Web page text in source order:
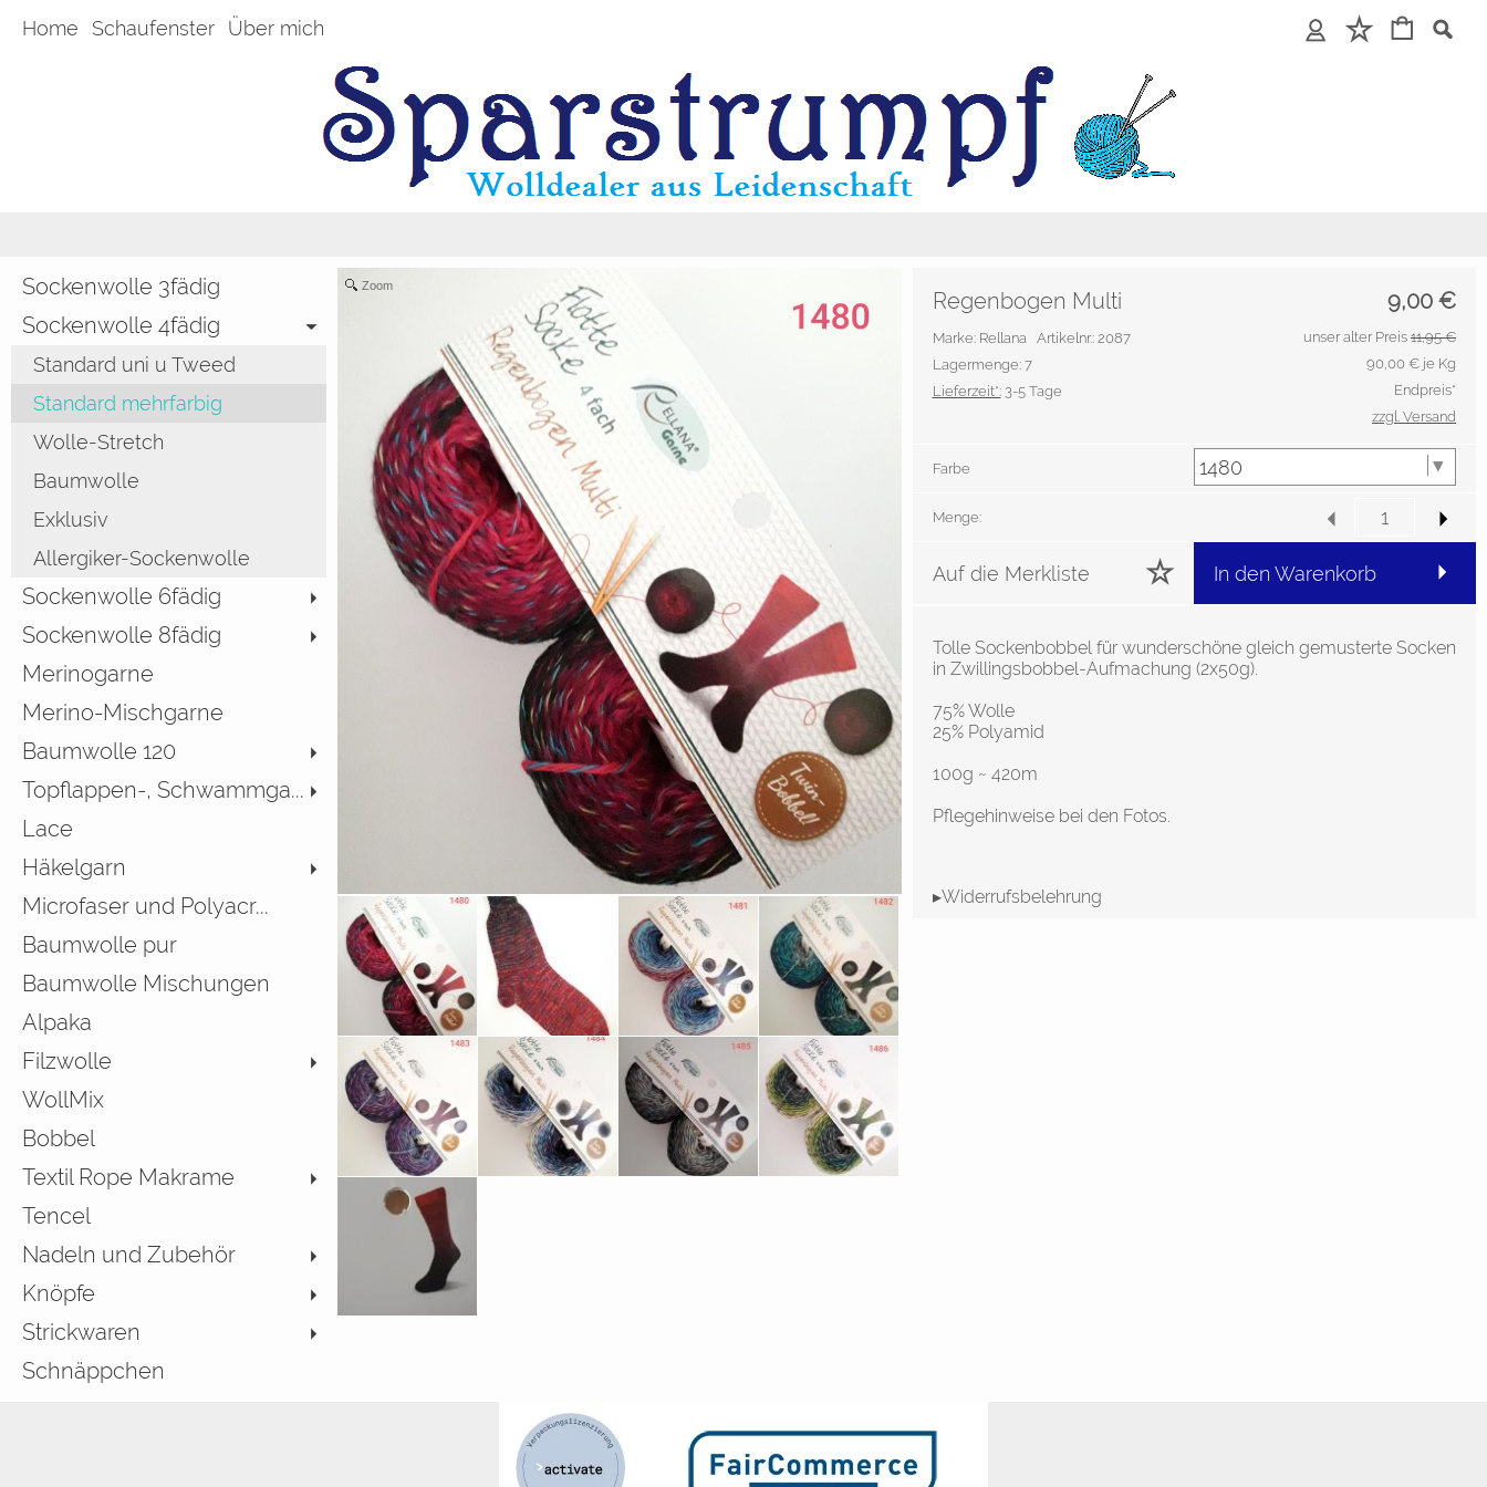
Home Schaufenster Über mich
Sockenwolle 3fädig
Sockenwolle 4fädig
Standard uni u Tweed
Standard mehrfarbig
Wolle-Stretch
Baumwolle
Exklusiv
Allergiker-Sockenwolle
Sockenwolle 6fädig
Sockenwolle 8fädig
Merinogarne
Merino-Mischgarne
Baumwolle 120
Topflappen-, Schwammga...
Lace
Häkelgarn
Microfaser und Polyacr...
Baumwolle pur
Baumwolle Mischungen
Alpaka
Filzwolle
WollMix
Bobbel
Textil Rope Makrame
Tencel
Nadeln und Zubehör
Knöpfe
Strickwaren
Schnäppchen
Zoom
9,00 €
Regenbogen Multi
Marke: Rellana Artikelnr.: 2087
Lagermenge: 7
Lieferzeit*:3-5 Tage
unser alter Preis 11,95 €
90,00 € je Kg
Endpreis*
zzgl. Versand
Farbe
Menge:
Auf die Merkliste In den Warenkorb
Tolle Sockenbobbel für wunderschöne gleich gemusterte Socken
in Zwillingsbobbel-Aufmachung (2x50g).
75% Wolle
25% Polyamid
100g ~ 420m
Pflegehinweise bei den Fotos.
▸Widerrufsbelehrung